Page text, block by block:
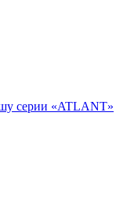
серии «ATLANT»